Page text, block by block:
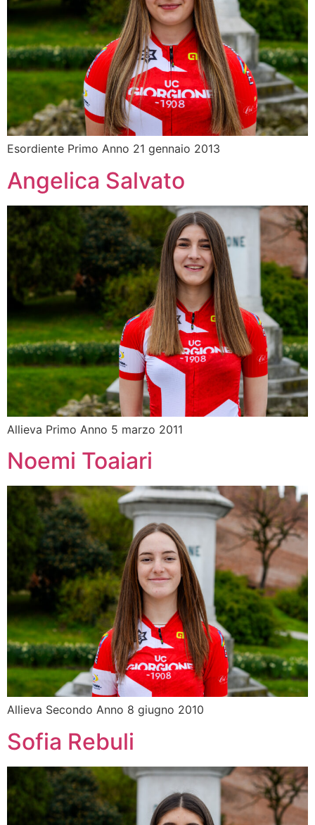
Esordiente Primo Anno 21 gennaio 2013
Angelica Salvato
Allieva Primo Anno 5 marzo 2011
Noemi Toaiari
Allieva Secondo Anno 8 giugno 2010
Sofia Rebuli